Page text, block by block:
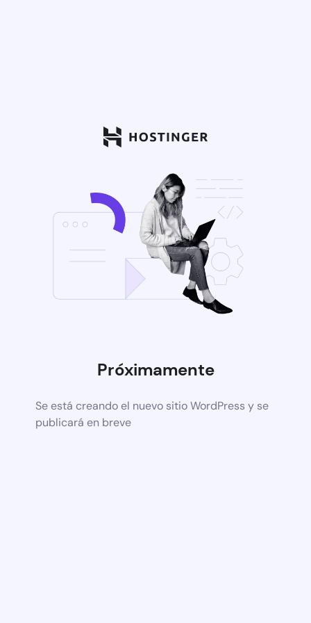
Próximamente
Se está creando el nuevo sitio WordPress y se
publicará en breve